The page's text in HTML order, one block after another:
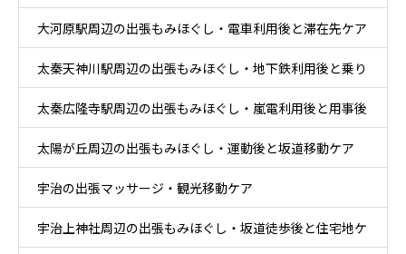
大河原駅周辺の出張もみほぐし・電車利用後と滞在先ケア
太秦天神川駅周辺の出張もみほぐし・地下鉄利用後と乗り
換え後ケア
太秦広隆寺駅周辺の出張もみほぐし・嵐電利用後と用事後
ケア
太陽が丘周辺の出張もみほぐし・運動後と坂道移動ケア
宇治の出張マッサージ・観光移動ケア
宇治上神社周辺の出張もみほぐし・坂道徒歩後と住宅地ケ